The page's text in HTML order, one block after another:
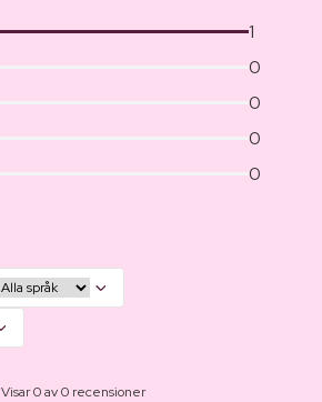
1
0
0
0
0
Visar 0 av 0 recensioner